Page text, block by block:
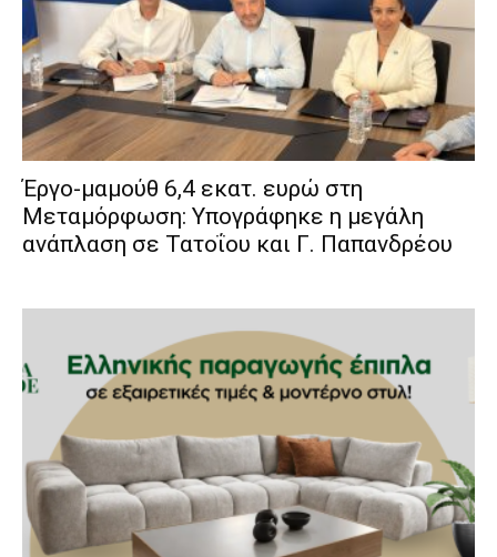
Έργο-μαμούθ 6,4 εκατ. ευρώ στη
Μεταμόρφωση: Υπογράφηκε η μεγάλη
ανάπλαση σε Τατοΐου και Γ. Παπανδρέου